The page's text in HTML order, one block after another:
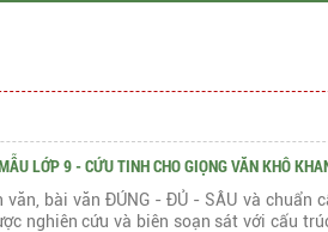
12
Năm
LỚP 9 - CỨU TINH CHO GIỌNG VĂN KHÔ
văn, bài văn ĐÚNG - ĐỦ - SÂU và chuẩn
nghiên cứu và biên soạn sát với cấu